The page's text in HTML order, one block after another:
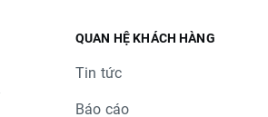
QUAN HỆ KHÁCH HÀNG
Tin tức
Báo cáo